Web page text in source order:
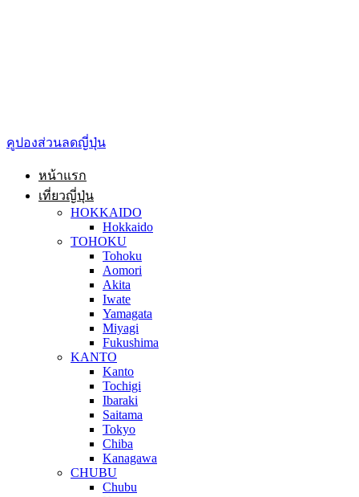
คูปองส่วนลดญี่ปุ่น
หน้าแรก
เที่ยวญี่ปุ่น
HOKKAIDO
Hokkaido
TOHOKU
Tohoku
Aomori
Akita
Iwate
Yamagata
Miyagi
Fukushima
KANTO
Kanto
Tochigi
Ibaraki
Saitama
Tokyo
Chiba
Kanagawa
CHUBU
Chubu